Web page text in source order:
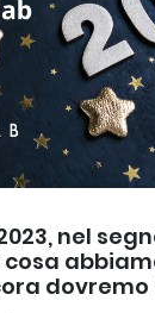
nel
cosa
dovremo